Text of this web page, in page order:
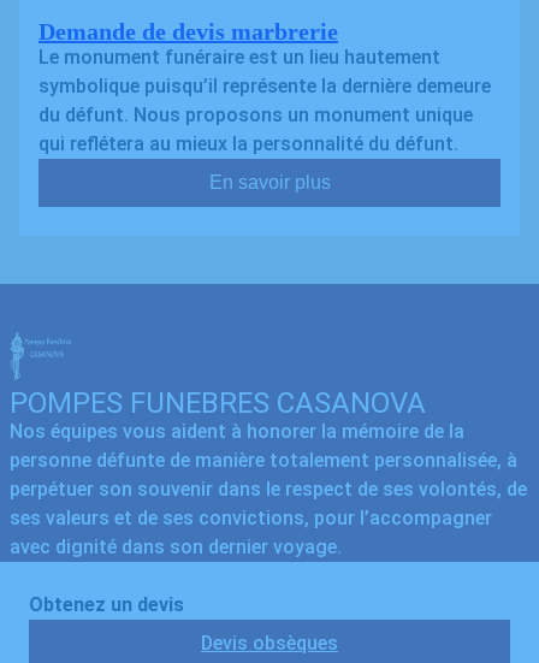
Demande de devis marbrerie
Le monument funéraire est un lieu hautement
symbolique puisqu’il représente la dernière demeure
du défunt. Nous proposons un monument unique
qui reflétera au mieux la personnalité du défunt.
En savoir plus
POMPES FUNEBRES CASANOVA
Nos équipes vous aident à honorer la mémoire de la
personne défunte de manière totalement personnalisée, à
perpétuer son souvenir dans le respect de ses volontés, de
ses valeurs et de ses convictions, pour l’accompagner
avec dignité dans son dernier voyage.
Obtenez un devis
Devis obsèques